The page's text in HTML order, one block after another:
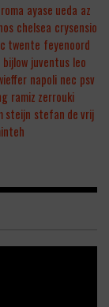
ayase ueda az
chelsea crysensio
twente feyenoord
juventus leo
napoli nec psv
ramiz zerrouki
steijn stefan de vrij